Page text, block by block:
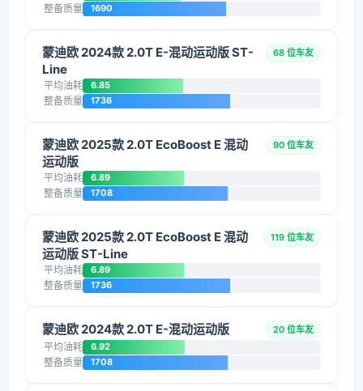
整备质量 1690
蒙迪欧 2024款 2.0T E-混动运动版 ST-
Line
68 位车友
平均油耗 6.85
整备质量 1736
蒙迪欧 2025款 2.0T EcoBoost E 混动
运动版
90 位车友
平均油耗 6.89
整备质量 1708
蒙迪欧 2025款 2.0T EcoBoost E 混动
运动版 ST-Line
119 位车友
平均油耗 6.89
整备质量 1736
蒙迪欧 2024款 2.0T E-混动运动版 20 位车友
平均油耗 6.92
整备质量 1708